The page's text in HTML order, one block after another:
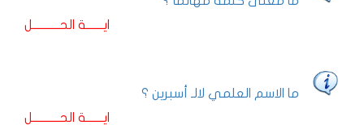
ايـــــــة الحـــــــــــل
ما الاسم العلمي لالـ أسبرين ؟
ايـــــــة الحـــــــــــل